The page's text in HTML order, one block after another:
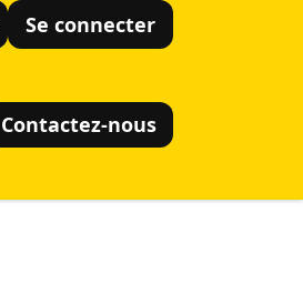
Se connecter
Contactez-nous